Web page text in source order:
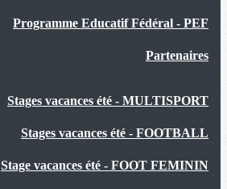
Programme Educatif Fédéral - PEF
Partenaires
Stages vacances été - MULTISPORT
Stages vacances été - FOOTBALL
Stage vacances été - FOOT FEMININ